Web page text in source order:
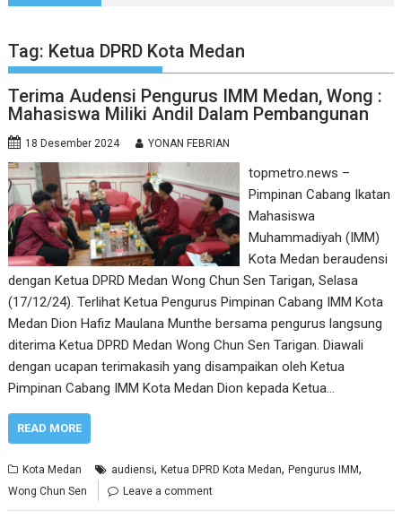
Tag: Ketua DPRD Kota Medan
Terima Audensi Pengurus IMM Medan, Wong :
Mahasiswa Miliki Andil Dalam Pembangunan
18 Desember 2024 YONAN FEBRIAN
topmetro.news –
Pimpinan Cabang Ikatan
Mahasiswa
Muhammadiyah (IMM)
Kota Medan beraudensi
dengan Ketua DPRD Medan Wong Chun Sen Tarigan, Selasa
(17/12/24). Terlihat Ketua Pengurus Pimpinan Cabang IMM Kota
Medan Dion Hafiz Maulana Munthe bersama pengurus langsung
diterima Ketua DPRD Medan Wong Chun Sen Tarigan. Diawali
dengan ucapan terimakasih yang disampaikan oleh Ketua
Pimpinan Cabang IMM Kota Medan Dion kepada Ketua…
READ MORE
Kota Medan audiensi,Ketua DPRD Kota Medan,Pengurus IMM,
Wong Chun Sen Leave a comment